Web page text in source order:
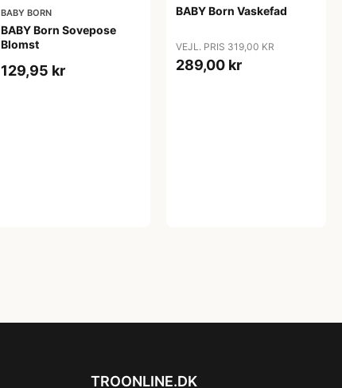
BABY BORN
BABY Born Sovepose
Blomst
129,95 kr
BABY Born Vaskefad
VEJL. PRIS 319,00 KR
289,00 kr
TROONLINE.DK